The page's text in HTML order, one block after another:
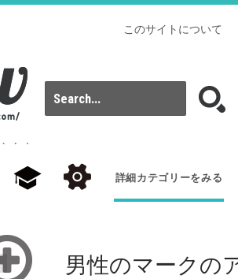
このサイトについて
詳細カテゴリーをみる
男性のマークの